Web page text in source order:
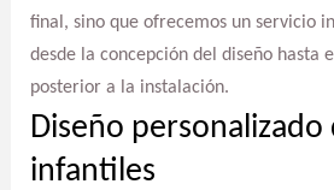
final, sino que ofrecemos un servicio
desde la concepción del diseño hasta
posterior a la instalación.
Diseño personalizado
infantiles